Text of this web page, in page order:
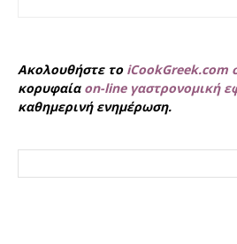
Ακολουθήστε το iCookGreek.com
κορυφαία on-line γαστρονομική
καθημερινή ενημέρωση.